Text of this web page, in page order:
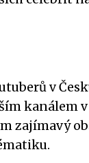
v
kanálem
zajímavý